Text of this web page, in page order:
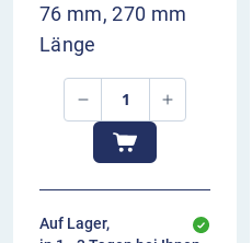
76 mm, 270 mm
Länge
Auf Lager,